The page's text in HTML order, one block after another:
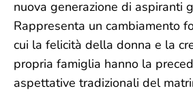
nuova generazione di aspiranti
Rappresenta un cambiamento
cui la felicità della donna e la
propria famiglia hanno la
aspettative tradizionali del